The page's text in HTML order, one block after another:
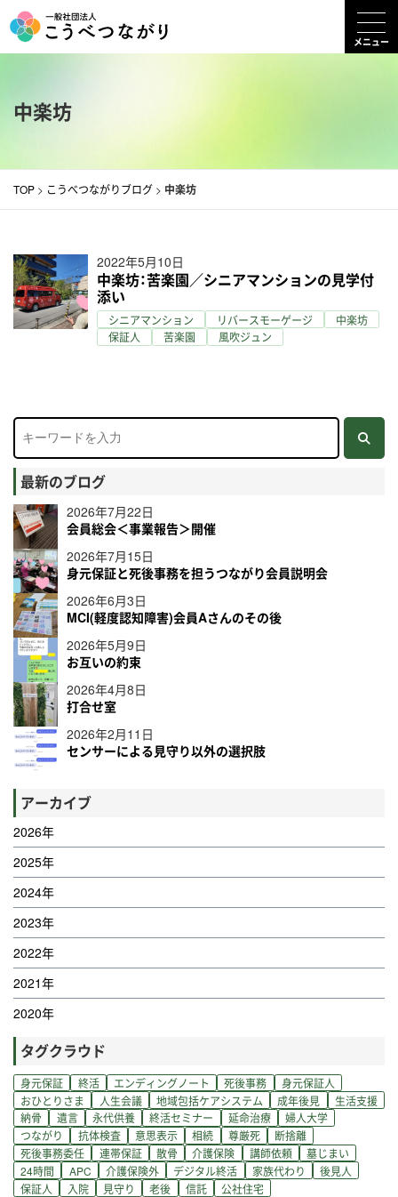
ン
ッ
メニュー
中楽坊
TOP > こうべつながりブログ > 中楽坊
2022年5月10日
中楽坊：苦楽園／シニアマンションの見学付
添い
シニアマンション リバースモーゲージ
中楽坊
保証人
苦楽園 風吹ジュン
最新のブログ
2026年7月22日
会員総会＜事業報告＞開催
2026年7月15日
身元保証と死後事務を担うつながり会員説明会
2026年6月3日
MCI(軽度認知障害)会員Aさんのその後
2026年5月9日
お互いの約束
2026年4月8日
打合せ室
2026年2月11日
センサーによる見守り以外の選択肢
アーカイブ
2026年
2025年
2024年
2023年
2022年
2021年
2020年
タグクラウド
身元保証 終活 エンディングノート 死後事務
身元保証人
おひとりさま
人生会議 地域包括ケアシステム 成年後見
生活支援
納骨
遺言 永代供養 終活セミナー 延命治療
婦人大学
つながり
抗体検査 意思表示 相続 尊厳死
断捨離
死後事務委任
連帯保証 散骨 介護保険 講師依頼
墓じまい
24時間
APC 介護保険外 デジタル終活 家族代わり
後見人
保証人
入院 見守り 老後 信託 公社住宅